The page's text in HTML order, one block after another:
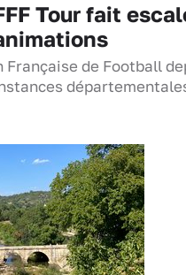
Tour fait
de Football